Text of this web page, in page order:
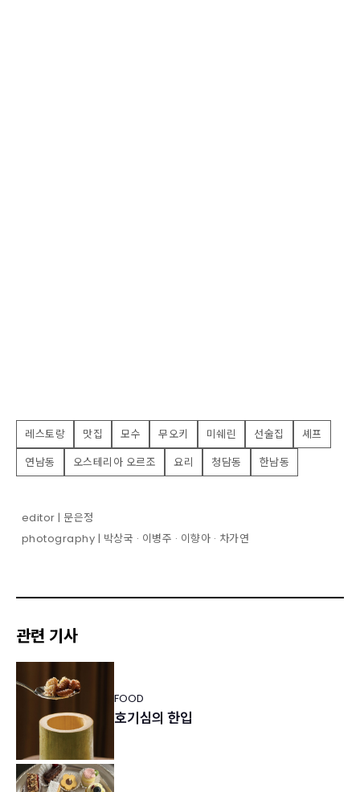
레스토랑 맛집 모수 무오키 미쉐린 선술집
셰프
연남동
오스테리아 오르조 요리 청담동 한남동
editor | 문은정
photography | 박상국 · 이병주 · 이향아 · 차가연
관련 기사
FOOD
호기심의 한입